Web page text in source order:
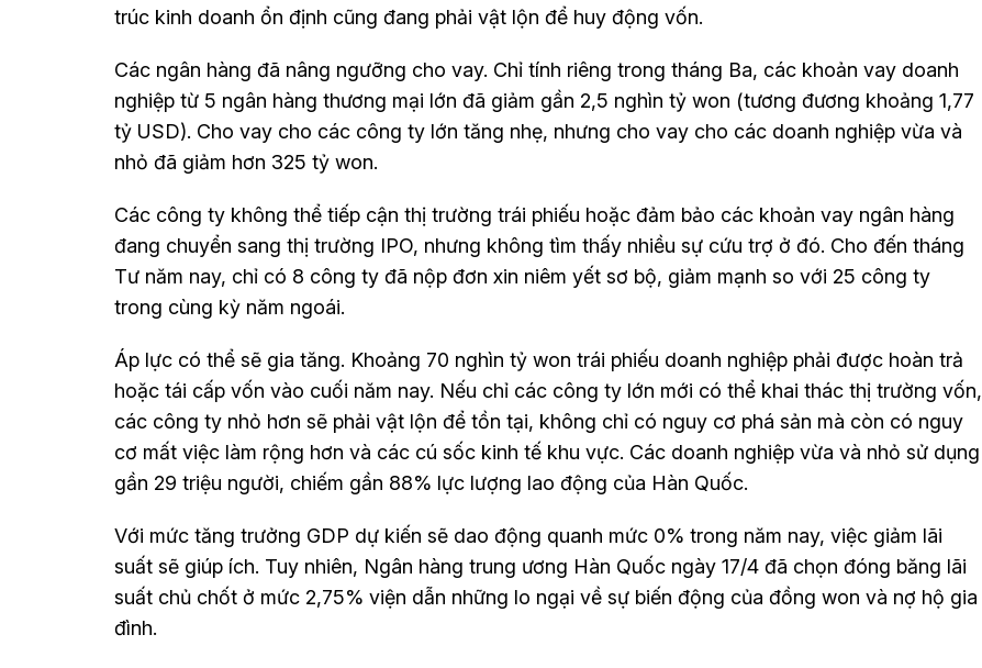
trúc kinh doanh ổn định cũng đang phải vật lộn để huy động vốn.
Các ngân hàng đã nâng ngưỡng cho vay. Chỉ tính riêng trong tháng Ba, các khoản vay doanh
nghiệp từ 5 ngân hàng thương mại lớn đã giảm gần 2,5 nghìn tỷ won (tương đương khoảng 1,77
tỷ USD). Cho vay cho các công ty lớn tăng nhẹ, nhưng cho vay cho các doanh nghiệp vừa và
nhỏ đã giảm hơn 325 tỷ won.
Các công ty không thể tiếp cận thị trường trái phiếu hoặc đảm bảo các khoản vay ngân hàng
đang chuyển sang thị trường IPO, nhưng không tìm thấy nhiều sự cứu trợ ở đó. Cho đến tháng
Tư năm nay, chỉ có 8 công ty đã nộp đơn xin niêm yết sơ bộ, giảm mạnh so với 25 công ty
trong cùng kỳ năm ngoái.
Áp lực có thể sẽ gia tăng. Khoảng 70 nghìn tỷ won trái phiếu doanh nghiệp phải được hoàn trả
hoặc tái cấp vốn vào cuối năm nay. Nếu chỉ các công ty lớn mới có thể khai thác thị trường vốn,
các công ty nhỏ hơn sẽ phải vật lộn để tồn tại, không chỉ có nguy cơ phá sản mà còn có nguy
cơ mất việc làm rộng hơn và các cú sốc kinh tế khu vực. Các doanh nghiệp vừa và nhỏ sử dụng
gần 29 triệu người, chiếm gần 88% lực lượng lao động của Hàn Quốc.
Với mức tăng trưởng GDP dự kiến sẽ dao động quanh mức 0% trong năm nay, việc giảm lãi
suất sẽ giúp ích. Tuy nhiên, Ngân hàng trung ương Hàn Quốc ngày 17/4 đã chọn đóng băng lãi
suất chủ chốt ở mức 2,75% viện dẫn những lo ngại về sự biến động của đồng won và nợ hộ gia
đình.